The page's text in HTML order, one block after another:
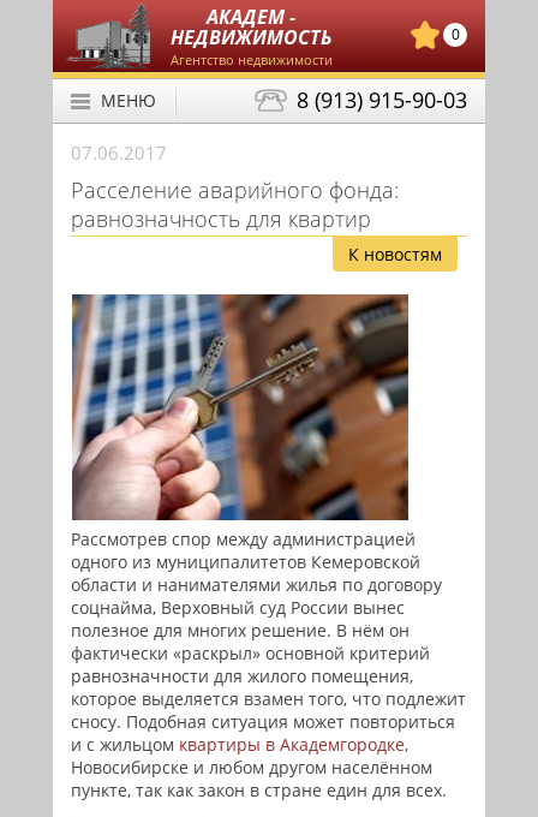
АКАДЕМ -
НЕДВИЖИМОСТЬ
Агентство недвижимости
0
8 (913) 915-90-03
МЕНЮ
07.06.2017
Расселение аварийного фонда:
равнозначность для квартир
К новостям
Рассмотрев спор между администрацией
одного из муниципалитетов Кемеровской
области и нанимателями жилья по договору
соцнайма, Верховный суд России вынес
полезное для многих решение. В нём он
фактически «раскрыл» основной критерий
равнозначности для жилого помещения,
которое выделяется взамен того, что подлежит
сносу. Подобная ситуация может повториться
и с жильцом квартиры в Академгородке,
Новосибирске и любом другом населённом
пункте, так как закон в стране един для всех.